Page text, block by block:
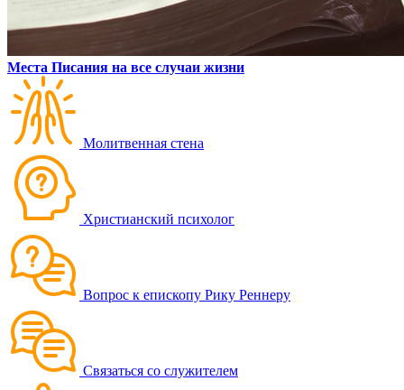
Места Писания на все случаи жизни
Молитвенная стена
Христианский психолог
Вопрос к епископу Рику Реннеру
Связаться со служителем